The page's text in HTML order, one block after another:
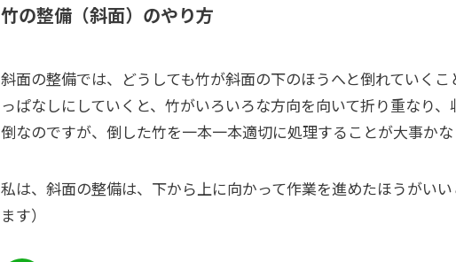
竹の整備（斜面）のやり方
斜面の整備では、どうしても竹が斜面の下のほうへと倒れていく
っぱなしにしていくと、竹がいろいろな方向を向いて折り重なり
倒なのですが、倒した竹を一本一本適切に処理することが大事かな
私は、斜面の整備は、下から上に向かって作業を進めたほうがい
ます）